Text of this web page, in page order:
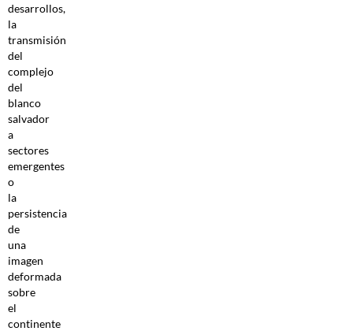
desarrollos,
la
transmisión
del
complejo
del
blanco
salvador
a
sectores
emergentes
o
la
persistencia
de
una
imagen
deformada
sobre
el
continente